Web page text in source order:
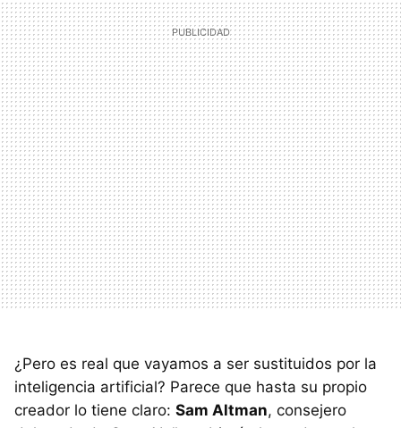
¿Pero es real que vayamos a ser sustituidos por la
inteligencia artificial? Parece que hasta su propio
creador lo tiene claro: Sam Altman, consejero